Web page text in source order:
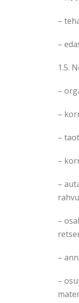
–
–
1.5.
–
–
–
–
–
–
–
–